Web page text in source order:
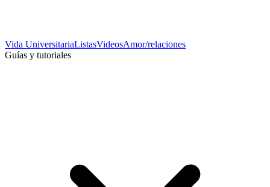
Vida UniversitariaListasVideosAmor/relaciones
Guías y tutoriales